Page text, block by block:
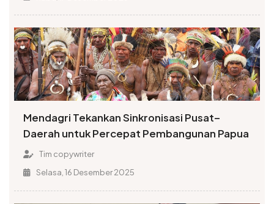
Mendagri Tekankan Sinkronisasi Pusat–
Daerah untuk Percepat Pembangunan Papua
Tim copywriter
Selasa, 16 Desember 2025